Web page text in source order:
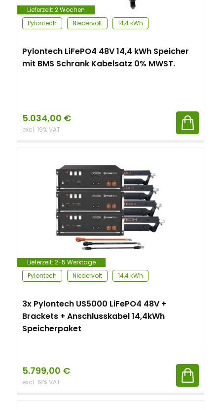
Lieferzeit: 2 Wochen
Pylontech
Niedervolt 14,4 kWh
Pylontech LiFePO4 48V 14,4 kWh Speicher
mit BMS Schrank Kabelsatz 0% MWST.
5.034,00 €
excl. 19% VAT
Lieferzeit: 2-5 Werktage
Pylontech
Niedervolt 14,4 kWh
3x Pylontech US5000 LiFePO4 48V +
Brackets + Anschlusskabel 14,4kWh
Speicherpaket
5.799,00 €
excl. 19% VAT